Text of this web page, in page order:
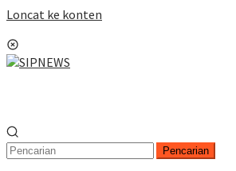
Loncat ke konten
Pencarian